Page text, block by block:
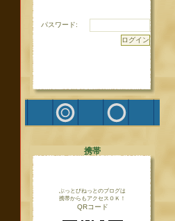
パスワード:
携帯
ぶっとびねっとのブログは
携帯からもアクセスＯＫ！
QRコード